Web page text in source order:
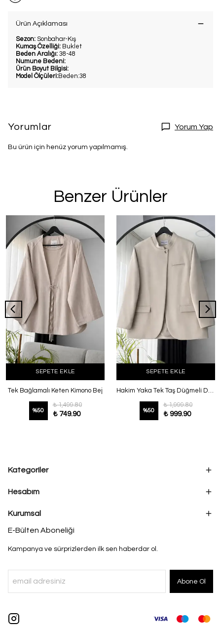
Ürün Açıklaması
Sezon: Sonbahar-Kış
Kumaş Özelliği: Buklet
Beden Aralığı: 38-48
Numune Bedeni:
Ürün Boyut Bilgisi:
Model Ölçüleri:Beden:38
Yorumlar Yorum Yap
Bu ürün için henüz yorum yapılmamış.
Benzer Ürünler
SEPETE EKLE
Tek Bağlamalı Keten Kimono Bej
%50
₺ 1,499.80
₺ 749.90
SEPETE EKLE
Hakim Yaka Tek Taş Düğmeli Dabıl Ceket Taş
%50
₺ 1,999.80
₺ 999.90
Kategoriler
Hesabım
Kurumsal
E-Bülten Aboneliği
Kampanya ve sürprizlerden ilk sen haberdar ol.
Abone Ol